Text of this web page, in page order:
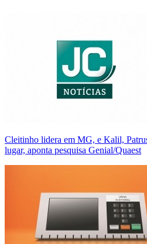
Cleitinho lidera em MG, e Kalil,
lugar, aponta pesquisa Genial/Quaest